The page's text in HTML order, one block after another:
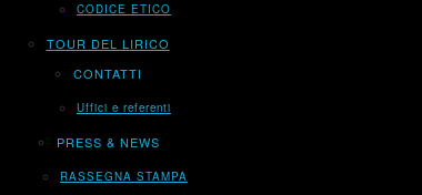
CODICE ETICO
TOUR DEL LIRICO
CONTATTI
Uffici e referenti
PRESS & NEWS
RASSEGNA STAMPA